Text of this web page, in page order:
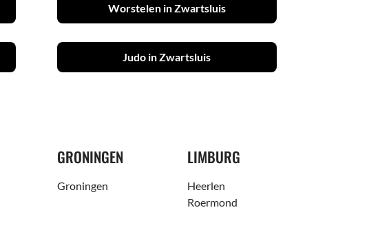
Worstelen in Zwartsluis
Judo in Zwartsluis
GRONINGEN
Groningen
LIMBURG
Heerlen
Roermond